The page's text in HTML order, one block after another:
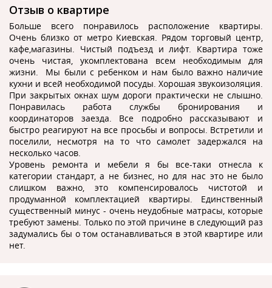
Отзыв о квартире
Больше всего понравилось расположение квартиры.
Очень близко от метро Киевская. Рядом торговый центр,
кафе,магазины. Чистый подъезд и лифт. Квартира тоже
очень чистая, укомплектована всем необходимым для
жизни. Мы были с ребенком и нам было важно наличие
кухни и всей необходимой посуды. Хорошая звукоизоляция.
При закрытых окнах шум дороги практически не слышно.
Понравилась работа службы бронирования и
координаторов заезда. Все подробно рассказывают и
быстро реагируют на все просьбы и вопросы. Встретили и
поселили, несмотря на то что самолет задержался на
несколько часов.
Уровень ремонта и мебели я бы все-таки отнесла к
категории стандарт, а не бизнес, но для нас это не было
слишком важно, это компенсировалось чистотой и
продуманной комплектацией квартиры. Единственный
существенный минус - очень неудобные матрасы, которые
требуют замены. Только по этой причине в следующий раз
задумались бы о том останавливаться в этой квартире или
нет.